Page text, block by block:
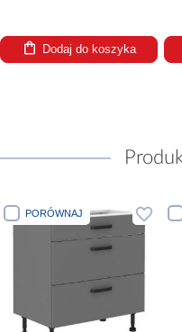
Dodaj do koszyka
PORÓWNAJ